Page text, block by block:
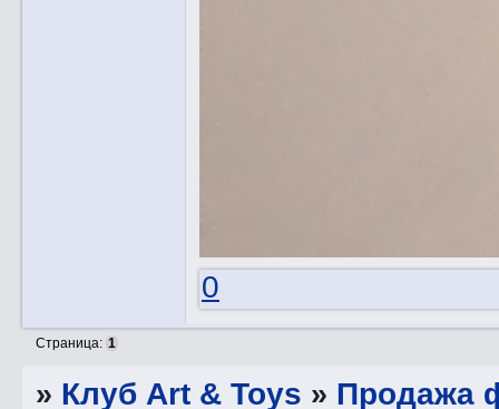
0
Страница: 1
» Клуб Art & Toys » Продажа